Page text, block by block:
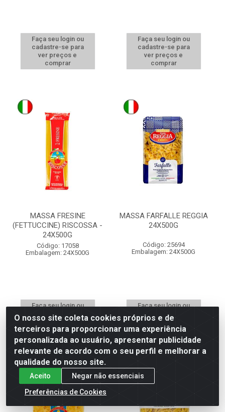
Faça seu login ou
cadastre-se para
ver preços e
comprar
Faça seu login ou
cadastre-se para
ver preços e
comprar
MASSA FRESINE
(FETTUCCINE) RISCOSSA -
24X500G
Código: 17058
Embalagem: 24X500G
Faça seu login ou
cadastre-se para
ver preços e
comprar
MASSA FARFALLE REGGIA
24X500G
Código: 25694
Embalagem: 24X500G
Faça seu login ou
cadastre-se para
ver preços e
comprar
O nosso site coleta cookies próprios e de
terceiros para proporcionar uma experiência
personalizada ao usuário, apresentar publicidade
relevante de acordo com o seu perfil e melhorar a
qualidade do nosso site.
Aceito
Negar não essenciais
Preferências de Cookies